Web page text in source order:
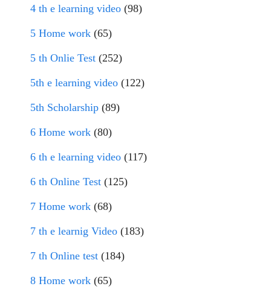
4 th e learning video (98)
5 Home work (65)
5 th Onlie Test (252)
5th e learning video (122)
5th Scholarship (89)
6 Home work (80)
6 th e learning video (117)
6 th Online Test (125)
7 Home work (68)
7 th e learnig Video (183)
7 th Online test (184)
8 Home work (65)